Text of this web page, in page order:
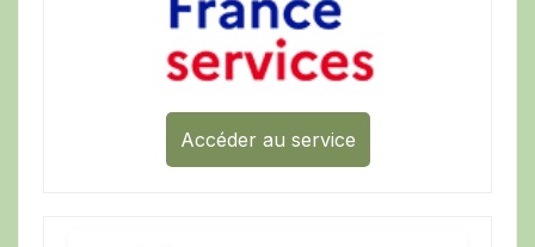
Accéder au service